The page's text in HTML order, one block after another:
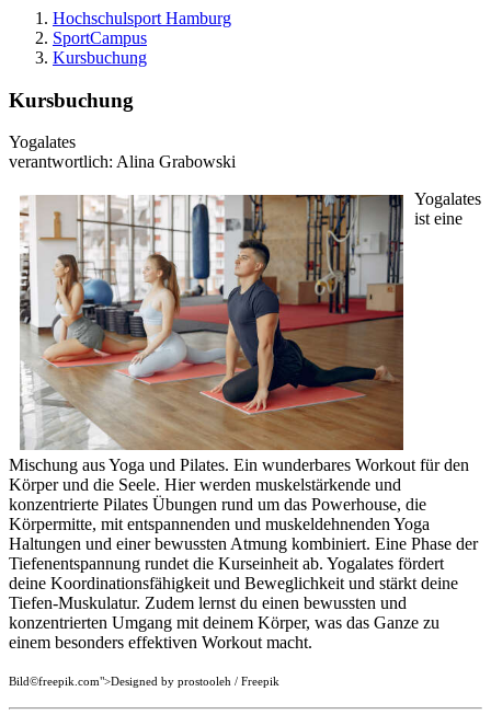
Hochschulsport Hamburg
SportCampus
Kursbuchung
Kursbuchung
Yogalates
verantwortlich: Alina Grabowski
Yogalates
ist eine
Mischung aus Yoga und Pilates. Ein wunderbares Workout für den
Körper und die Seele. Hier werden muskelstärkende und
konzentrierte Pilates Übungen rund um das Powerhouse, die
Körpermitte, mit entspannenden und muskeldehnenden Yoga
Haltungen und einer bewussten Atmung kombiniert. Eine Phase der
Tiefenentspannung rundet die Kurseinheit ab. Yogalates fördert
deine Koordinationsfähigkeit und Beweglichkeit und stärkt deine
Tiefen-Muskulatur. Zudem lernst du einen bewussten und
konzentrierten Umgang mit deinem Körper, was das Ganze zu
einem besonders effektiven Workout macht.
Bild©freepik.com">Designed by prostooleh / Freepik